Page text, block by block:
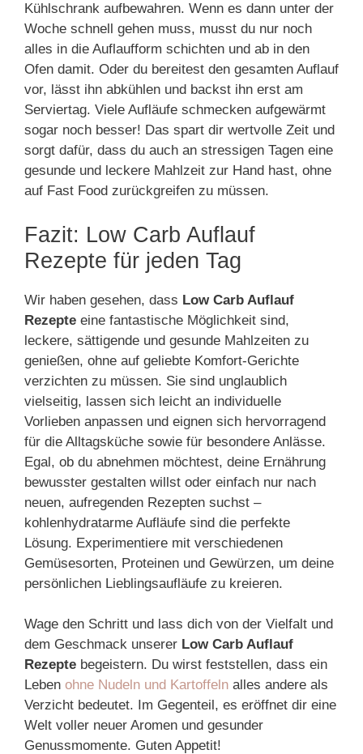
Kühlschrank aufbewahren. Wenn es dann unter der
Woche schnell gehen muss, musst du nur noch
alles in die Auflaufform schichten und ab in den
Ofen damit. Oder du bereitest den gesamten Auflauf
vor, lässt ihn abkühlen und backst ihn erst am
Serviertag. Viele Aufläufe schmecken aufgewärmt
sogar noch besser! Das spart dir wertvolle Zeit und
sorgt dafür, dass du auch an stressigen Tagen eine
gesunde und leckere Mahlzeit zur Hand hast, ohne
auf Fast Food zurückgreifen zu müssen.
Fazit: Low Carb Auflauf
Rezepte für jeden Tag
Wir haben gesehen, dass Low Carb Auflauf
Rezepte eine fantastische Möglichkeit sind,
leckere, sättigende und gesunde Mahlzeiten zu
genießen, ohne auf geliebte Komfort-Gerichte
verzichten zu müssen. Sie sind unglaublich
vielseitig, lassen sich leicht an individuelle
Vorlieben anpassen und eignen sich hervorragend
für die Alltagsküche sowie für besondere Anlässe.
Egal, ob du abnehmen möchtest, deine Ernährung
bewusster gestalten willst oder einfach nur nach
neuen, aufregenden Rezepten suchst –
kohlenhydratarme Aufläufe sind die perfekte
Lösung. Experimentiere mit verschiedenen
Gemüsesorten, Proteinen und Gewürzen, um deine
persönlichen Lieblingsaufläufe zu kreieren.
Wage den Schritt und lass dich von der Vielfalt und
dem Geschmack unserer Low Carb Auflauf
Rezepte begeistern. Du wirst feststellen, dass ein
Leben ohne Nudeln und Kartoffeln alles andere als
Verzicht bedeutet. Im Gegenteil, es eröffnet dir eine
Welt voller neuer Aromen und gesunder
Genussmomente. Guten Appetit!